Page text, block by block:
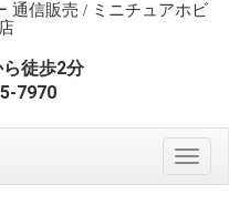
通信販売 / ミニチュアホビ
徒歩2分
7970